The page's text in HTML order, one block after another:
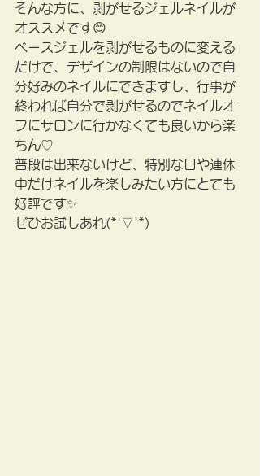
そんな方に、剥がせるジェルネイルが
オススメです😊
ベースジェルを剥がせるものに変える
だけで、デザインの制限はないので自
分好みのネイルにできますし、行事が
終われば自分で剥がせるのでネイルオ
フにサロンに行かなくても良いから楽
ちん♡
普段は出来ないけど、特別な日や連休
中だけネイルを楽しみたい方にとても
好評です✨
ぜひお試しあれ(*'▽'*)